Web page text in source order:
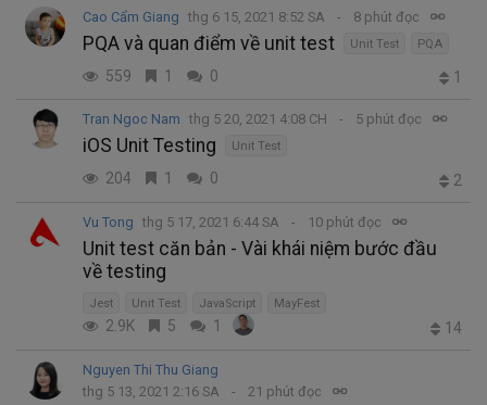
Cao Cẩm Giang thg 6 15, 2021 8:52 SA 8 phút đọc
PQA và quan điểm về unit test Unit Test PQA
559 1 0 1
Tran Ngoc Nam thg 5 20, 2021 4:08 CH 5 phút đọc
iOS Unit Testing Unit Test
204 1 0 2
Vu Tong thg 5 17, 2021 6:44 SA 10 phút đọc
Unit test căn bản - Vài khái niệm bước đầu
về testing
Jest Unit Test JavaScript MayFest
2.9K 5 1 14
Nguyen Thi Thu Giang
thg 5 13, 2021 2:16 SA
21 phút đọc